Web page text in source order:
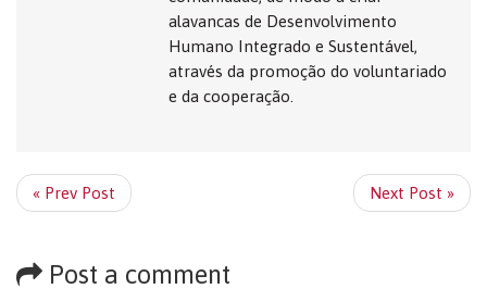
alavancas de Desenvolvimento
Humano Integrado e Sustentável,
através da promoção do voluntariado
e da cooperação.
« Prev Post Next Post »
Post a comment